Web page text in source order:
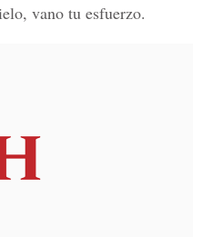
vano tu esfuerzo.